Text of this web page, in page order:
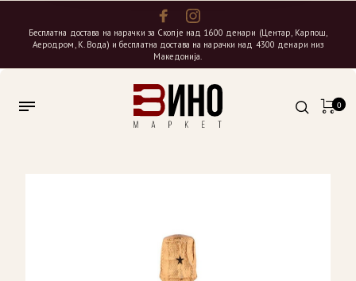
Бесплатна достава на нарачки за Скопје над 1600 денари (Центар, Карпош,
Аеродром, К. Вода) и бесплатна достава на нарачки над 4300 денари низ
Македонија.
0